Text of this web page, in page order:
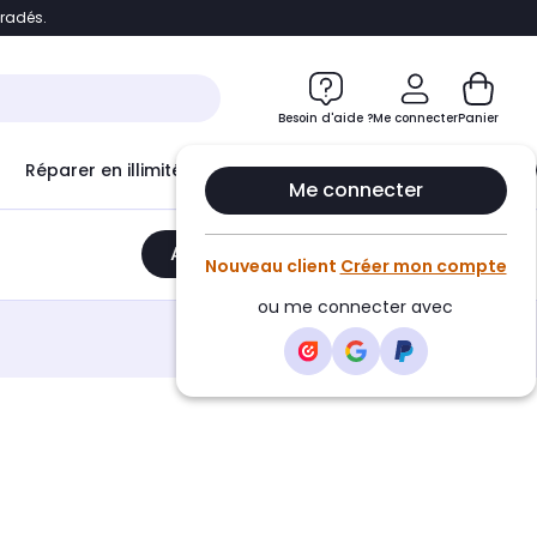
Accéder directement au chatbot
Besoin d'aide ?Me connecter
Me connecter
Nouveau client Créer mon compte
ou me connecter avec
Panier
Réparer en illimité avec Le Club Infinity
Ajouter au panier